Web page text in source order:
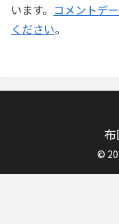
います。 コメントデ
ください。
©